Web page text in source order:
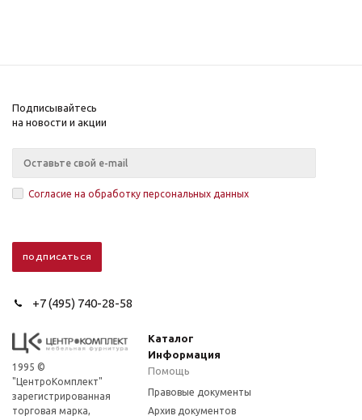
Подписывайтесь
на новости и акции
Согласие на обработку персональных данных
+7 (495) 740-28-58
1995 ©
"ЦентроКомплект"
зарегистрированная
торговая марка,
Каталог
Информация
Помощь
Правовые документы
Архив документов